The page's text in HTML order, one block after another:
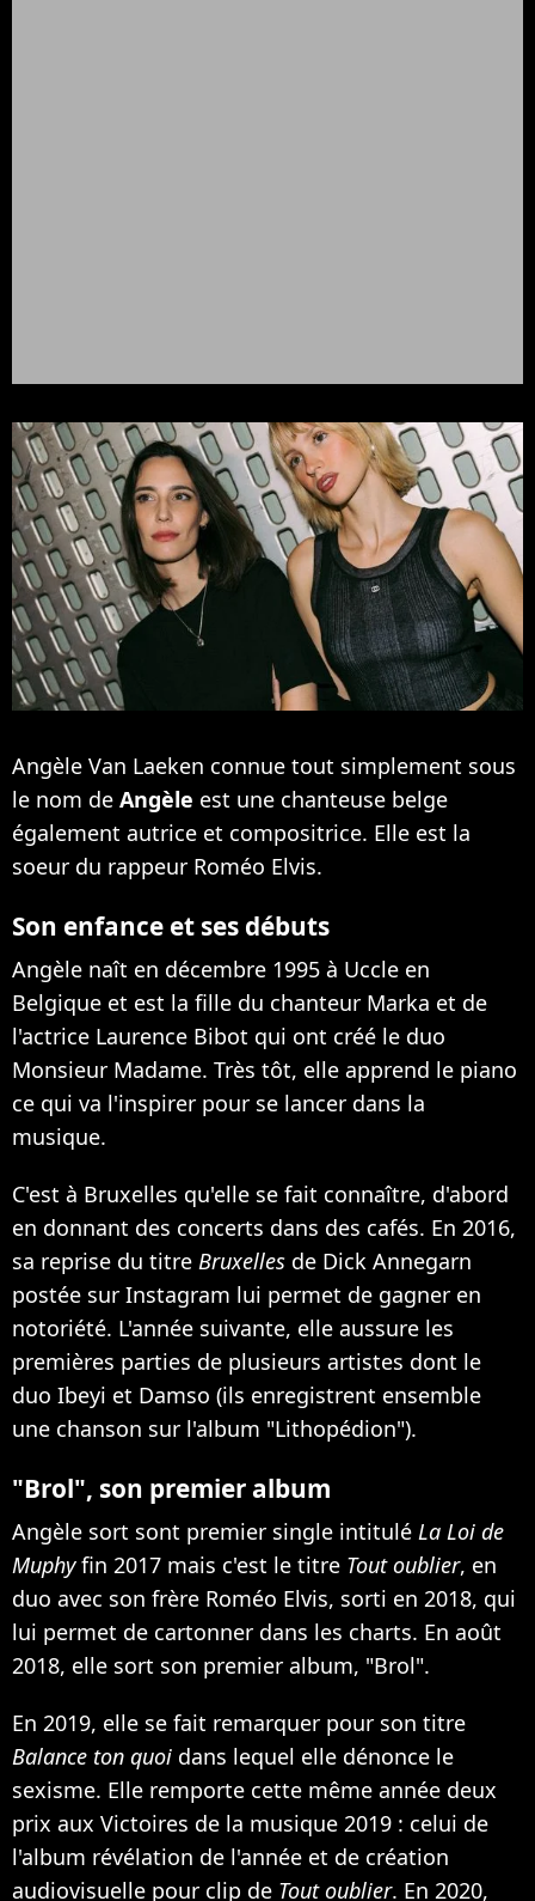
Angèle Van Laeken connue tout simplement sous
le nom de Angèle est une chanteuse belge
également autrice et compositrice. Elle est la
soeur du rappeur Roméo Elvis.
Son enfance et ses débuts
Angèle naît en décembre 1995 à Uccle en
Belgique et est la fille du chanteur Marka et de
l'actrice Laurence Bibot qui ont créé le duo
Monsieur Madame. Très tôt, elle apprend le piano
ce qui va l'inspirer pour se lancer dans la
musique.
C'est à Bruxelles qu'elle se fait connaître, d'abord
en donnant des concerts dans des cafés. En 2016,
sa reprise du titre Bruxelles de Dick Annegarn
postée sur Instagram lui permet de gagner en
notoriété. L'année suivante, elle aussure les
premières parties de plusieurs artistes dont le
duo Ibeyi et Damso (ils enregistrent ensemble
une chanson sur l'album "Lithopédion").
"Brol", son premier album
Angèle sort sont premier single intitulé La Loi de
Muphyfin 2017 mais c'est le titre Tout oublier, en
duo avec son frère Roméo Elvis, sorti en 2018, qui
lui permet de cartonner dans les charts. En août
2018, elle sort son premier album, "Brol".
En 2019, elle se fait remarquer pour son titre
Balance ton quoi dans lequel elle dénonce le
sexisme. Elle remporte cette même année deux
prix aux Victoires de la musique 2019 : celui de
l'album révélation de l'année et de création
audiovisuelle pour clip de Tout oublier. En 2020,